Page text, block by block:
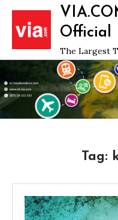
Skip
content
Official
The Largest
Tag: